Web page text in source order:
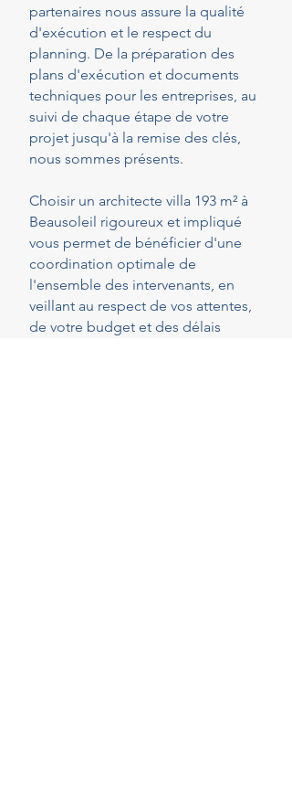
partenaires nous assure la qualité
d'exécution et le respect du
planning. De la préparation des
plans d'exécution et documents
techniques pour les entreprises, au
suivi de chaque étape de votre
projet jusqu'à la remise des clés,
nous sommes présents.
Choisir un architecte villa 193 m² à
Beausoleil rigoureux et impliqué
vous permet de bénéficier d'une
coordination optimale de
l'ensemble des intervenants, en
veillant au respect de vos attentes,
de votre budget et des délais